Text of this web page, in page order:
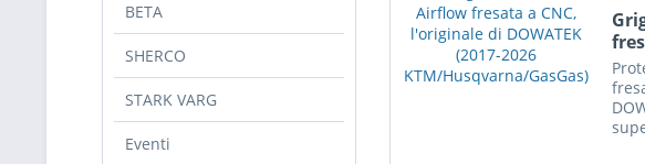
BETA
SHERCO
STARK VARG
Eventi